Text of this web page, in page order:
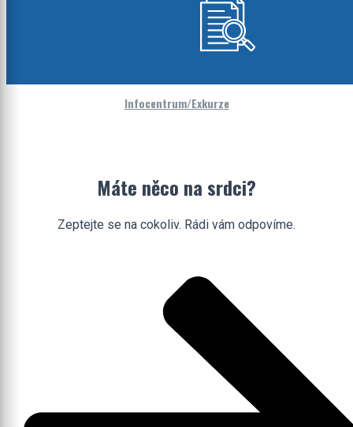
Infocentrum/Exkurze
Máte něco na srdci?
Zeptejte se na cokoliv. Rádi vám odpovíme.